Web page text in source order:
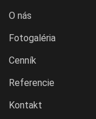
O nás
Fotogaléria
Cenník
Referencie
Kontakt